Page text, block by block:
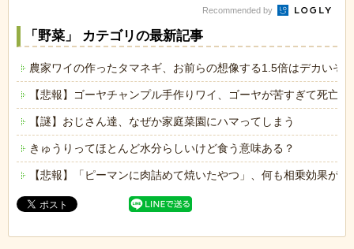
Recommended by
「野菜」 カテゴリの最新記事
農家ワイの作ったタマネギ、お前らの想像する1.5倍はデカいぞ
【悲報】ゴーヤチャンプル手作りワイ、ゴーヤが苦すぎて死亡ｗ
【謎】おじさん達、なぜか家庭菜園にハマってしまう
きゅうりってほとんど水分らしいけど食う意味ある？
【悲報】「ピーマンに肉詰めて焼いたやつ」、何も相乗効果が無